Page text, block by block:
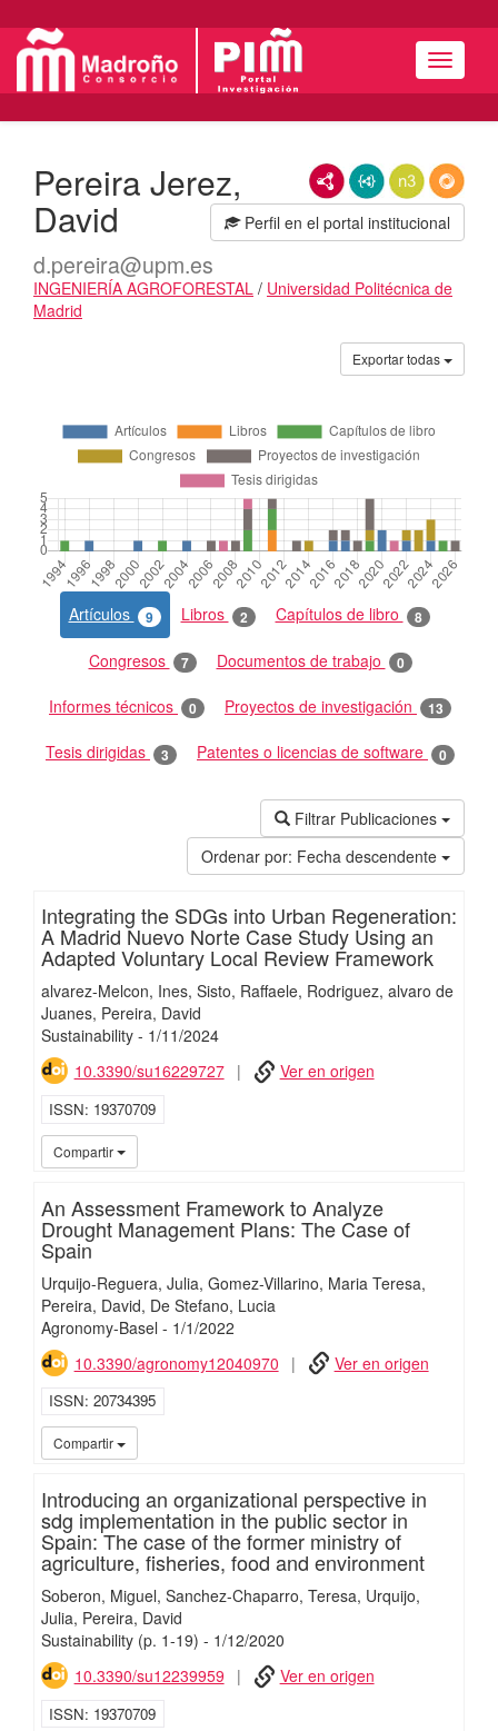
Menú
RDF/XMLJSON-LDN3/Turtle
Perfil en el portal institucional
Pereira Jerez,
David
d.pereira@upm.es
INGENIERÍA AGROFORESTAL / Universidad Politécnica de
Madrid
Exportar todas
Artículos 9 Libros 2 Capítulos de libro 8
Congresos 7 Documentos de trabajo 0
Informes técnicos 0 Proyectos de investigación 13
Tesis dirigidas 3 Patentes o licencias de software 0
Filtrar Publicaciones
Ordenar por: Fecha descendente
Integrating the SDGs into Urban Regeneration:
A Madrid Nuevo Norte Case Study Using an
Adapted Voluntary Local Review Framework
alvarez-Melcon, Ines Sisto, Raffaele Rodriguez, alvaro de
Juanes Pereira, David
Sustainability- 1/11/2024
10.3390/su16229727
Ver en origen
ISSN 19370709
Compartir
An Assessment Framework to Analyze
Drought Management Plans: The Case of
Spain
Urquijo-Reguera, Julia Gomez-Villarino, Maria Teresa
Pereira, David De Stefano, Lucia
Agronomy-Basel - 1/1/2022
10.3390/agronomy12040970
Ver en origen
ISSN 20734395
Compartir
Introducing an organizational perspective in
sdg implementation in the public sector in
Spain: The case of the former ministry of
agriculture, fisheries, food and environment
Soberon, Miguel Sanchez-Chaparro, Teresa Urquijo,
Julia Pereira, David
Sustainability (p. 1-19) - 1/12/2020
10.3390/su12239959
Ver en origen
ISSN 19370709